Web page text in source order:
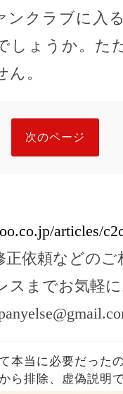
ンクラブに入
しょうか。た
ん。
次のページ
articles/
正依頼などのご
スまでお気軽
本当に必要だった
ら排除、虚偽説明